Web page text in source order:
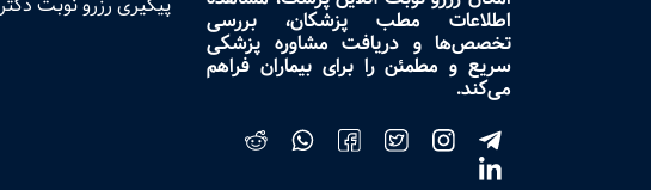
اطلاعات مطب پزشکان، بررسی
تخصص‌ها و دریافت مشاوره پزشکی
سریع و مطمئن را برای بیماران فراهم
می‌کند.